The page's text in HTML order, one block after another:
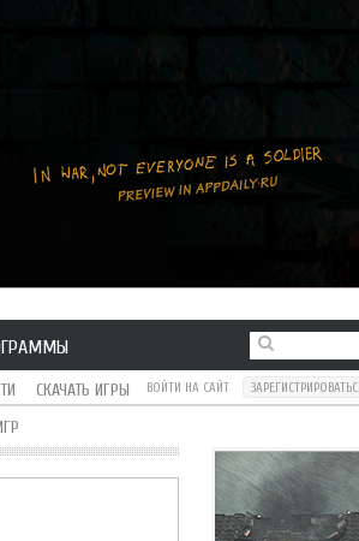
СКАЧАТЬ ИГРЫ
ВОЙТИ НА САЙТ